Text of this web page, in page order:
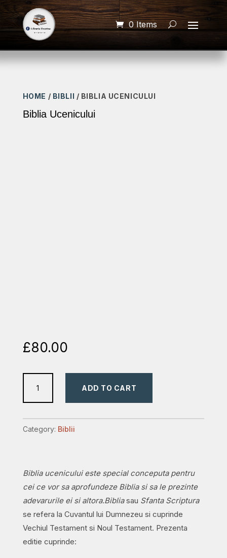
0 Items
HOME / BIBLII / BIBLIA UCENICULUI
Biblia Ucenicului
£80.00
Ucenicului
ADD TO CART
Category: Biblii
Biblia ucenicului este special conceputa pentru
cei ce vor sa aprofundeze Biblia si sa le prezinte
adevarurile ei si altora.Bibliasau Sfanta Scriptura
se refera la Cuvantul lui Dumnezeu si cuprinde
Vechiul Testament si Noul Testament. Prezenta
editie cuprinde: